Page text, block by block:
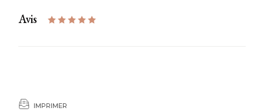
Avis
IMPRIMER